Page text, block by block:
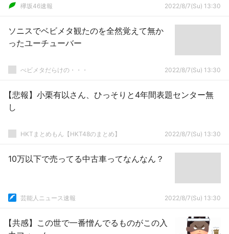
欅坂46速報 2022/8/7(Su) 13:30
ソニスでベビメタ観たのを全然覚えて無か
ったユーチューバー
べビメタだらけの・・・ 2022/8/7(Su) 13:30
【悲報】小栗有以さん、ひっそりと4年間表題センター無
し
HKTまとめもん【HKT48のまとめ】 2022/8/7(Su) 13:30
10万以下で売ってる中古車ってなんなん？
芸能人ニュース速報 2022/8/7(Su) 13:30
【共感】この世で一番憎んでるものがこの入